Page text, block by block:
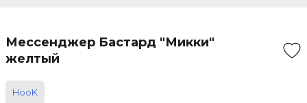
Мессенджер Бастард "Микки"
желтый
HooK